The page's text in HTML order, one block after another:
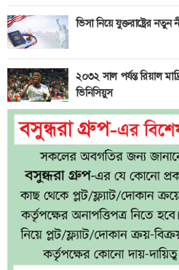
ভিসা নিয়ে যুক্তরাষ্ট্রের নতুন
২০৩২ সাল পর্যন্ত রিয়াল
ভিনিসিয়ুস